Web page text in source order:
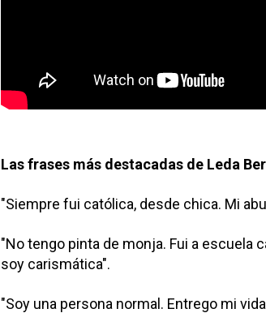
Las frases más destacadas de Leda
"Siempre fui católica, desde chica. Mi
"No tengo pinta de monja. Fui a escuela
soy carismática".
"Soy una persona normal. Entrego mi